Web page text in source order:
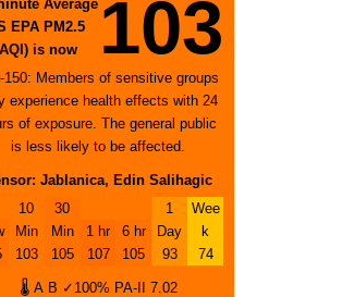
Average
EPA PM2.5
is now
103
150: Members of sensitive groups
experience health effects with 24
of exposure. The general public
is less likely to be affected.
Jablanica, Edin Salihagic
10
Min
103
30
Min
105
1 hr
107
6 hr
105
1
Day
93
Wee
k
74
🌡 A B ✓100% PA-II
7.02